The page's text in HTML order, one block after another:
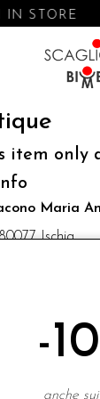
STORE
item only
Maria
Ischia
-
anche